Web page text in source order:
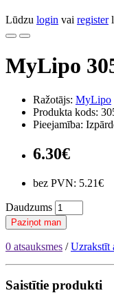
Lūdzu login vai register
MyLipo
Ražotājs: MyLipo
Produkta kods:
Pieejamība:
6.30€
bez PVN: 5.21€
Daudzums
Paziņot man
0 atsauksmes /Uzrakstīt
Saistītie produkti